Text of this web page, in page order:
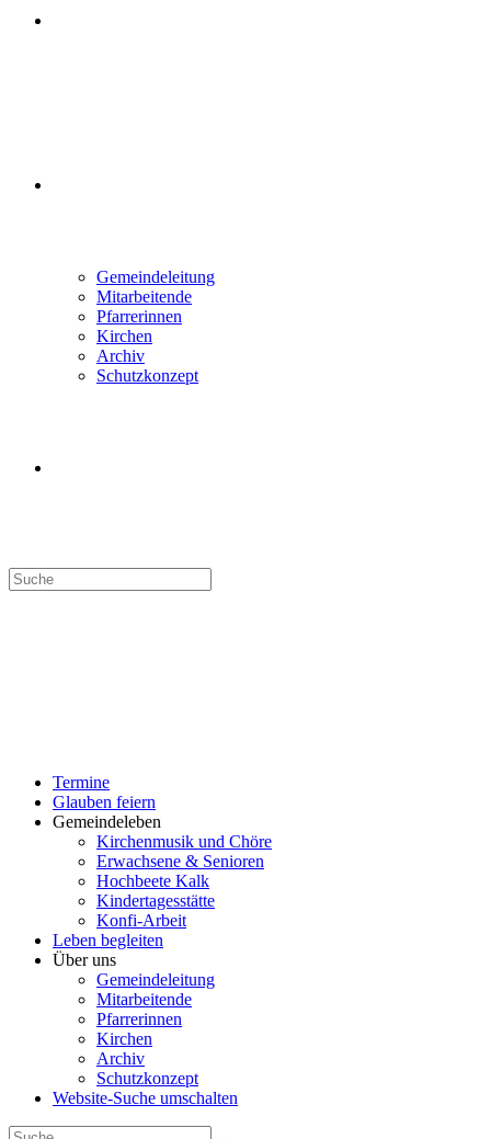
Gemeindeleitung
Mitarbeitende
Pfarrerinnen
Kirchen
Archiv
Schutzkonzept
Termine
Glauben feiern
Gemeindeleben
Kirchenmusik und Chöre
Erwachsene & Senioren
Hochbeete Kalk
Kindertagesstätte
Konfi-Arbeit
Leben begleiten
Über uns
Gemeindeleitung
Mitarbeitende
Pfarrerinnen
Kirchen
Archiv
Schutzkonzept
Website-Suche umschalten